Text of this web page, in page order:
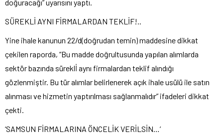
doğuracağı” uyarısını yaptı.
SÜREKLİ AYNI FİRMALARDAN TEKLİF!..
Yine ihale kanunun 22/d(doğrudan temin) maddesine dikkat
çekilen raporda, “Bu madde doğrultusunda yapılan alımlarda
sektör bazında süreklİ aynı firmalardan teklif alındığı
gözlenmiştir. Bu tür alımlar belirlenerek açık ihale usülü ile satın
alınması ve hizmetin yaptırılması sağlanmalıdır” ifadeleri dikkat
çekti.
‘SAMSUN FİRMALARINA ÖNCELİK VERİLSİN…’